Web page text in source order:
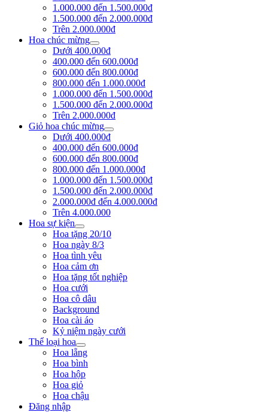
1.000.000 đến 1.500.000đ
1.500.000 đến 2.000.000đ
Trên 2.000.000đ
Hoa chúc mừng
Dưới 400.000đ
400.000 đến 600.000đ
600.000 đến 800.000đ
800.000 đến 1.000.000đ
1.000.000 đến 1.500.000đ
1.500.000 đến 2.000.000đ
Trên 2.000.000đ
Giỏ hoa chúc mừng
Dưới 400.000đ
400.000 đến 600.000đ
600.000 đến 800.000đ
800.000 đến 1.000.000đ
1.000.000 đến 1.500.000đ
1.500.000 đến 2.000.000đ
2.000.000đ đến 4.000.000đ
Trên 4.000.000
Hoa sự kiện
Hoa tặng 20/10
Hoa ngày 8/3
Hoa tình yêu
Hoa cảm ơn
Hoa tặng tốt nghiệp
Hoa cưới
Hoa cô dâu
Background
Hoa cài áo
Kỷ niệm ngày cưới
Thể loại hoa
Hoa lẵng
Hoa bình
Hoa hộp
Hoa giỏ
Hoa chậu
Đăng nhập